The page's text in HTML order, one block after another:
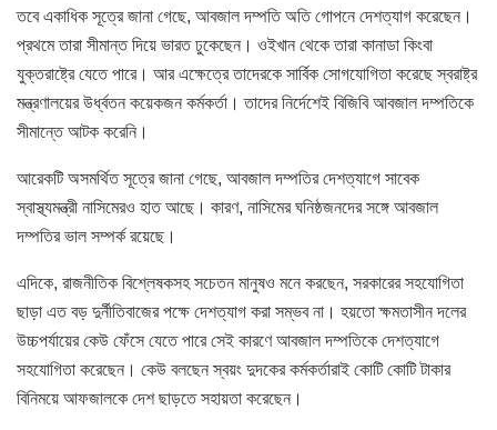
তবে একাধিক সূত্রে জানা গেছে, আবজাল দম্পতি অতি গোপনে দেশত্যাগ করেছেন।
প্রথমে তারা সীমান্ত দিয়ে ভারত ঢুকেছেন। ওইখান থেকে তারা কানাডা কিংবা
যুক্তরাষ্ট্রে যেতে পারে। আর এক্ষেত্রে তাদেরকে সার্বিক সোগযোগিতা করেছে স্বরাষ্ট্র
মন্ত্রণালয়ের উর্ধ্বতন কয়েকজন কর্মকর্তা। তাদের নির্দেশেই বিজিবি আবজাল দম্পতিকে
সীমান্তে আটক করেনি।
আরেকটি অসমর্থিত সূত্রে জানা গেছে, আবজাল দম্পতির দেশত্যাগে সাবেক
স্বাস্থ্যমন্ত্রী নাসিমেরও হাত আছে। কারণ, নাসিমের ঘনিষ্ঠজনদের সঙ্গে আবজাল
দম্পতির ভাল সম্পর্ক রয়েছে।
এদিকে, রাজনীতিক বিশ্লেষকসহ সচেতন মানুষও মনে করছেন, সরকারের সহযোগিতা
ছাড়া এত বড় দুর্নীতিবাজের পক্ষে দেশত্যাগ করা সম্ভব না। হয়তো ক্ষমতাসীন দলের
উচ্চপর্যায়ের কেউ ফেঁসে যেতে পারে সেই কারণে আবজাল দম্পতিকে দেশত্যাগে
সহযোগিতা করেছেন। কেউ বলছেন স্বয়ং দুদকের কর্মকর্তারাই কোটি কোটি টাকার
বিনিময়ে আফজালকে দেশ ছাড়তে সহায়তা করেছেন।